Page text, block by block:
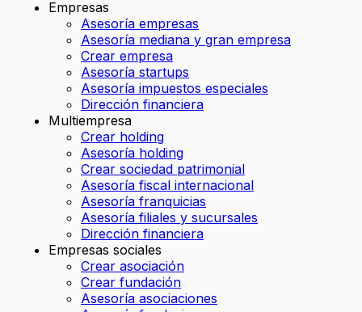
Empresas
Asesoría empresas
Asesoría mediana y gran empresa
Crear empresa
Asesoría startups
Asesoría impuestos especiales
Dirección financiera
Multiempresa
Crear holding
Asesoría holding
Crear sociedad patrimonial
Asesoría fiscal internacional
Asesoría franquicias
Asesoría filiales y sucursales
Dirección financiera
Empresas sociales
Crear asociación
Crear fundación
Asesoría asociaciones